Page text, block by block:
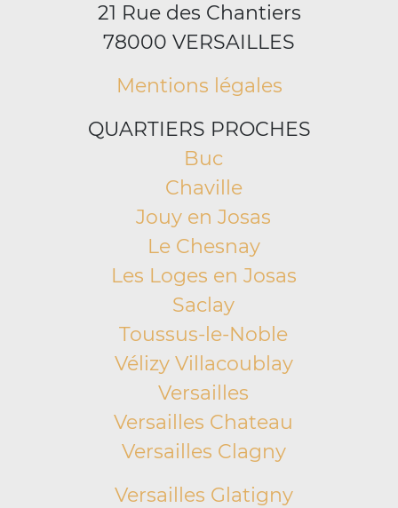
21 Rue des Chantiers
78000 VERSAILLES
Mentions légales
QUARTIERS PROCHES
Buc
Chaville
Jouy en Josas
Le Chesnay
Les Loges en Josas
Saclay
Toussus-le-Noble
Vélizy Villacoublay
Versailles
Versailles Chateau
Versailles Clagny
Versailles Glatigny